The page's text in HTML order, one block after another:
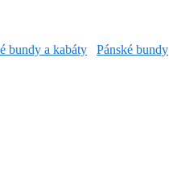
bundy a kabáty Pánské bundy